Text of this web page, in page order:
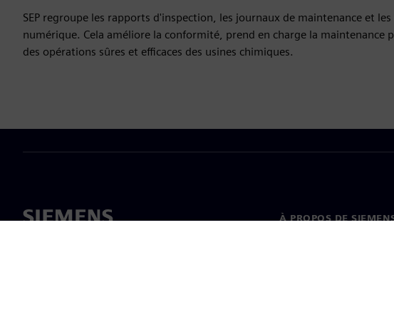
SEP regroupe les rapports d'inspection, les journaux de maintenance et
numérique. Cela améliore la conformité, prend en charge la
des opérations sûres et efficaces des usines chimiques.
À PROPOS DE